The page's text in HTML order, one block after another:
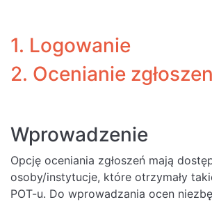
1. Logowanie
2. Ocenianie
Wprowadzenie
Opcję oceniania zgłoszeń mają
osoby/instytucje, które otrzymały
POT-u. Do wprowadzania ocen